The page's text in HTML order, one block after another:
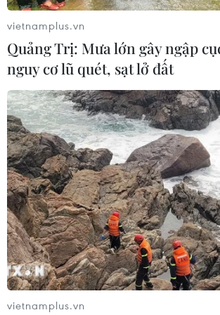
Vinmec ứng dụng AI nuôi
tinh trong ống nghiệm
29/04/2020 03:09
Được nghiên cứu và khai thác triệt để,
lapse hứa hẹn tiếp tục cùng các bác sỹ
hy vọng sớm cán đích cho các cặp vợ
muộn.
vietnamplus.vn
Quảng Trị: Mưa lớn gây ngập
nguy cơ lũ quét, sạt lở đất
vietnamplus.vn